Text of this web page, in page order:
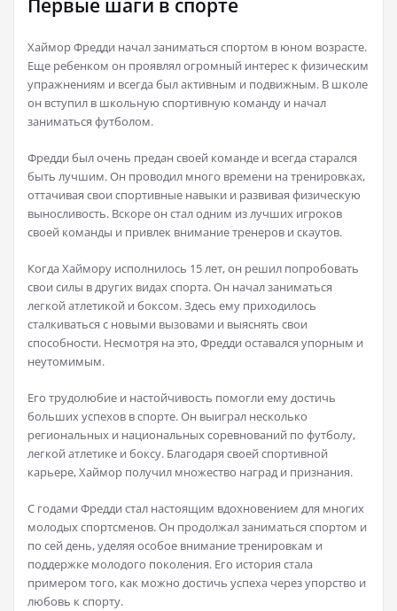
Первые шаги в спорте
Хаймор Фредди начал заниматься спортом в юном возрасте.
Еще ребенком он проявлял огромный интерес к физическим
упражнениям и всегда был активным и подвижным. В школе
он вступил в школьную спортивную команду и начал
заниматься футболом.
Фредди был очень предан своей команде и всегда старался
быть лучшим. Он проводил много времени на тренировках,
оттачивая свои спортивные навыки и развивая физическую
выносливость. Вскоре он стал одним из лучших игроков
своей команды и привлек внимание тренеров и скаутов.
Когда Хаймору исполнилось 15 лет, он решил попробовать
свои силы в других видах спорта. Он начал заниматься
легкой атлетикой и боксом. Здесь ему приходилось
сталкиваться с новыми вызовами и выяснять свои
способности. Несмотря на это, Фредди оставался упорным и
неутомимым.
Его трудолюбие и настойчивость помогли ему достичь
больших успехов в спорте. Он выиграл несколько
региональных и национальных соревнований по футболу,
легкой атлетике и боксу. Благодаря своей спортивной
карьере, Хаймор получил множество наград и признания.
C годами Фредди стал настоящим вдохновением для многих
молодых спортсменов. Он продолжал заниматься спортом и
по сей день, уделяя особое внимание тренировкам и
поддержке молодого поколения. Его история стала
примером того, как можно достичь успеха через упорство и
любовь к спорту.